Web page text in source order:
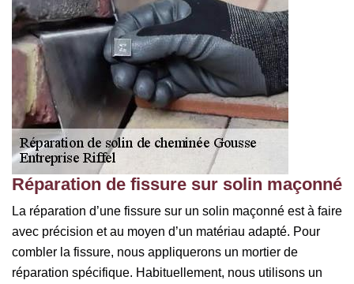
Réparation de fissure sur solin maçonné
La réparation d’une fissure sur un solin maçonné est à faire
avec précision et au moyen d’un matériau adapté. Pour
combler la fissure, nous appliquerons un mortier de
réparation spécifique. Habituellement, nous utilisons un